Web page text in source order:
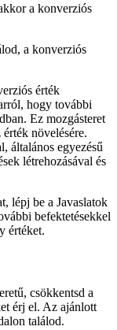
a konverziós
a konverziós
érték
hogy további
Ez mozgásteret
növelésére.
általános egyezésű
létrehozásával és
lépj be a Javaslatok
befektetésekkel
értéket.
csökkentsd a
érj el. Az ajánlott
találod.